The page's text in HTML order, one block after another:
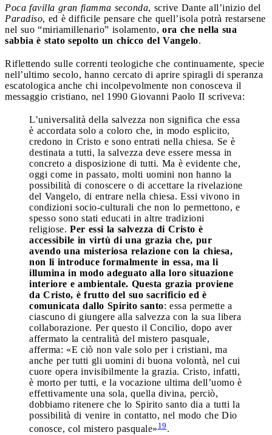
Poca favilla gran fiamma seconda, scrive Dante all’inizio del
Paradiso, ed è difficile pensare che quell’isola potrà restarsene
nel suo “miriamillenario” isolamento, ora che nella sua
sabbia è stato sepolto un chicco del Vangelo.
Riflettendo sulle correnti teologiche che continuamente, specie
nell’ultimo secolo, hanno cercato di aprire spiragli di speranza
escatologica anche chi incolpevolmente non conosceva il
messaggio cristiano, nel 1990 Giovanni Paolo II scriveva:
L’universalità della salvezza non significa che essa
è accordata solo a coloro che, in modo esplicito,
credono in Cristo e sono entrati nella chiesa. Se è
destinata a tutti, la salvezza deve essere messa in
concreto a disposizione di tutti. Ma è evidente che,
oggi come in passato, molti uomini non hanno la
possibilità di conoscere o di accettare la rivelazione
del Vangelo, di entrare nella chiesa. Essi vivono in
condizioni socio-culturali che non lo permettono, e
spesso sono stati educati in altre tradizioni
religiose. Per essi la salvezza di Cristo è
accessibile in virtù di una grazia che, pur
avendo una misteriosa relazione con la chiesa,
non li introduce formalmente in essa, ma li
illumina in modo adeguato alla loro situazione
interiore e ambientale. Questa grazia proviene
da Cristo, è frutto del suo sacrificio ed è
comunicata dallo Spirito santo: essa permette a
ciascuno di giungere alla salvezza con la sua libera
collaborazione. Per questo il Concilio, dopo aver
affermato la centralità del mistero pasquale,
afferma: «E ciò non vale solo per i cristiani, ma
anche per tutti gli uomini di buona volontà, nel cui
cuore opera invisibilmente la grazia. Cristo, infatti,
è morto per tutti, e la vocazione ultima dell’uomo è
effettivamente una sola, quella divina, perciò,
dobbiamo ritenere che lo Spirito santo dia a tutti la
possibilità di venire in contatto, nel modo che Dio
conosce, col mistero pasquale»19.